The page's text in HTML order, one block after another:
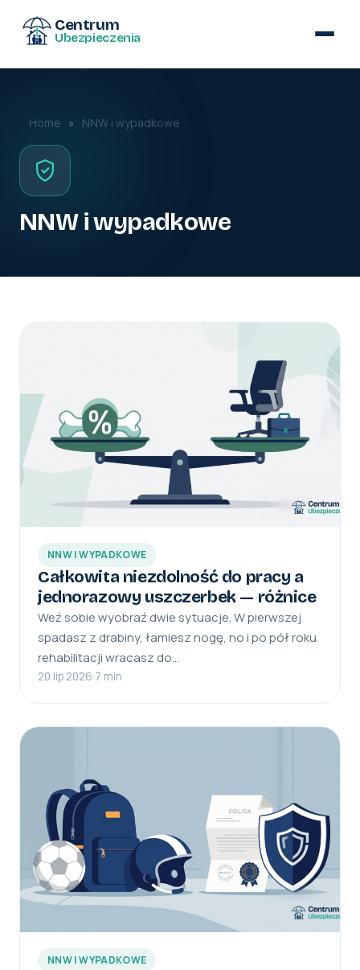
Centrum
Ubezpieczenia
Home » NNW i wypadkowe
NNW i wypadkowe
NNW I WYPADKOWE
Całkowita niezdolność do pracy a
jednorazowy uszczerbek — różnice
Weź sobie wyobraź dwie sytuacje. W pierwszej
spadasz z drabiny, łamiesz nogę, no i po pół roku
rehabilitacji wracasz do…
20 lip 2026·7 min
NNW I WYPADKOWE